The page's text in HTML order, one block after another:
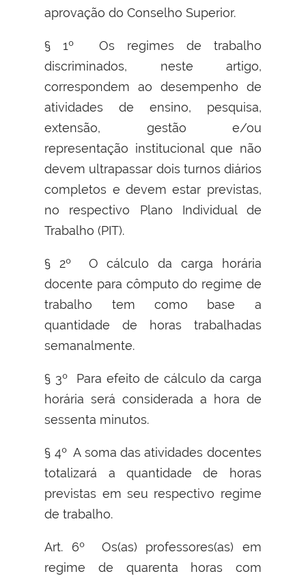
aprovação do Conselho Superior.
§ 1º Os regimes de trabalho
discriminados, neste artigo,
correspondem ao desempenho de
atividades de ensino, pesquisa,
extensão, gestão e/ou
representação institucional que não
devem ultrapassar dois turnos diários
completos e devem estar previstas,
no respectivo Plano Individual de
Trabalho (PIT).
§ 2º O cálculo da carga horária
docente para cômputo do regime de
trabalho tem como base a
quantidade de horas trabalhadas
semanalmente.
§ 3º Para efeito de cálculo da carga
horária será considerada a hora de
sessenta minutos.
§ 4º A soma das atividades docentes
totalizará a quantidade de horas
previstas em seu respectivo regime
de trabalho.
Art. 6º Os(as) professores(as) em
regime de quarenta horas com